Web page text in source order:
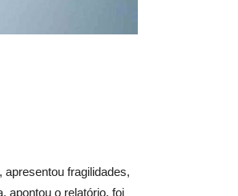
apresentou fragilidades,
apontou o relatório, foi